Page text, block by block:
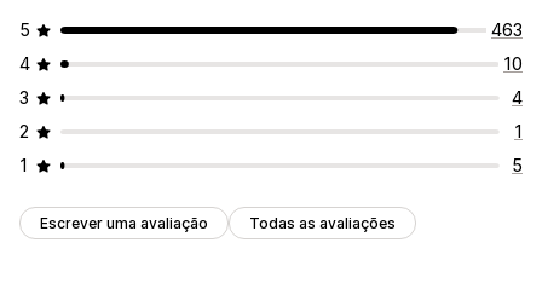
5
463
4
10
3
4
2
1
1
5
Escrever uma avaliação Todas as avaliações